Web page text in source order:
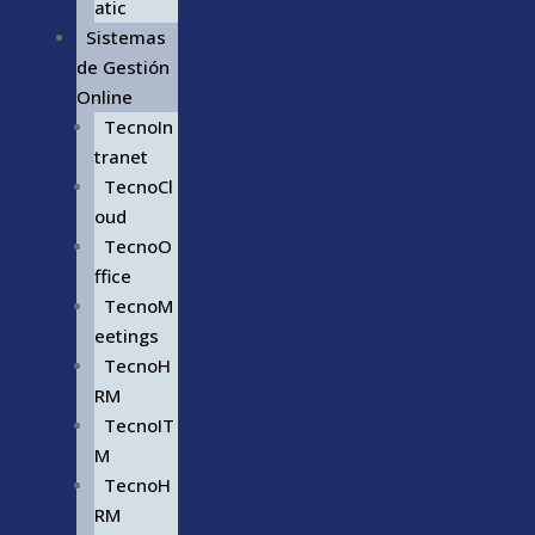
atic
Sistemas
de Gestión
Online
TecnoIn
tranet
TecnoCl
oud
TecnoO
ffice
TecnoM
eetings
TecnoH
RM
TecnoIT
M
TecnoH
RM